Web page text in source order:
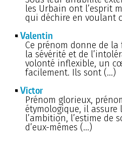
les Urbain ont l’esprit
qui déchire en voulant
Valentin
Ce prénom donne de
la sévérité et de
volonté inflexible, un
facilement. Ils sont (…)
Victor
Prénom glorieux,
étymologique, il assure
l’ambition, l’estime de
d’eux-mêmes (…)